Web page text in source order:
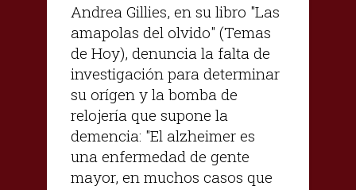
Andrea Gillies, en su libro "Las
amapolas del olvido" (Temas
de Hoy), denuncia la falta de
investigación para determinar
su orígen y la bomba de
relojería que supone la
demencia: "El alzheimer es
una enfermedad de gente
mayor, en muchos casos que